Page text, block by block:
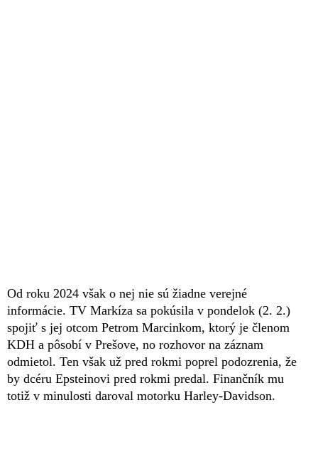
Od roku 2024 však o nej nie sú žiadne verejné
informácie. TV Markíza sa pokúsila v pondelok (2. 2.)
spojiť s jej otcom Petrom Marcinkom, ktorý je členom
KDH a pôsobí v Prešove, no rozhovor na záznam
odmietol. Ten však už pred rokmi poprel podozrenia, že
by dcéru Epsteinovi pred rokmi predal. Finančník mu
totiž v minulosti daroval motorku Harley-Davidson.